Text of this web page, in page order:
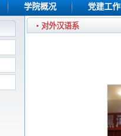
学院概况 党建工作
对外汉语系